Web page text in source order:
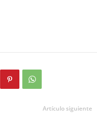
Artículo siguiente